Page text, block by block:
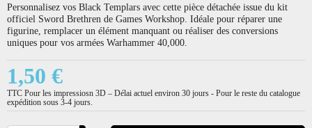
Personnalisez vos Black Templars avec cette pièce détachée issue du kit
officiel Sword Brethren de Games Workshop. Idéale pour réparer une
figurine, remplacer un élément manquant ou réaliser des conversions
uniques pour vos armées Warhammer 40,000.
1,50 €
TTC Pour les impressiosn 3D – Délai actuel environ 30 jours - Pour le reste du catalogue
expédition sous 3-4 jours.